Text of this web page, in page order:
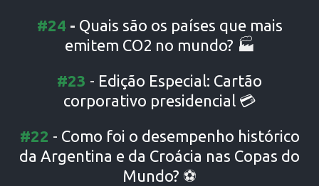
#24 - Quais são os países que mais
emitem CO2 no mundo? 🏭
#23 - Edição Especial: Cartão
corporativo presidencial💳
#22 - Como foi o desempenho histórico
da Argentina e da Croácia nas Copas do
Mundo? ⚽